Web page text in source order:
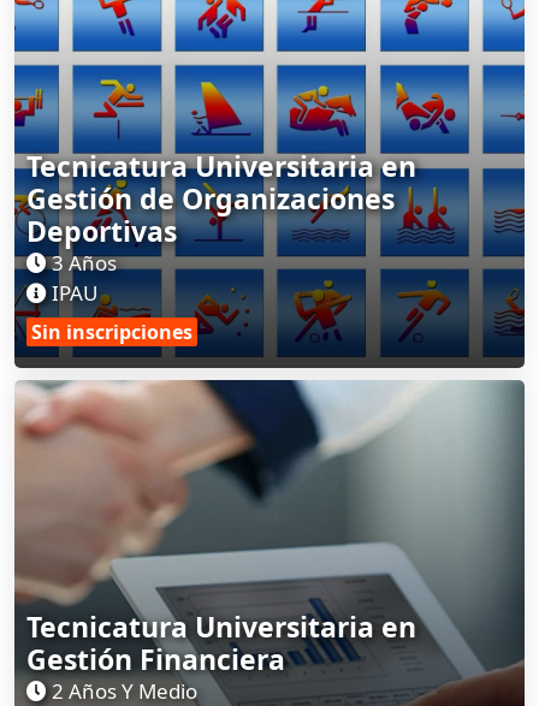
Tecnicatura Universitaria en
Gestión de Organizaciones
Deportivas
3 Años
IPAU
Sin inscripciones
Tecnicatura Universitaria en
Gestión Financiera
2 Años Y Medio